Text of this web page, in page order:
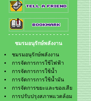
- การจัดการการใช้น้ำ
- การจัดการการใช้น้ำมัน
- การจัดการขยะและของเสีย
- การปรับปรุงสภาพแวดล้อม
- การจัดการในหอพัก
- มหาวิทยาลัยกับชุมชน
- กิจกรรมประชาสัมพันธ์
- รวมพลัง.. น้ำหารสอง
- รวมพลังหยุดรถซดน้ำมัน
- นี่สิ.. บ้านหารสอง
- บทความพลังงาน
- เว็บไซต์ที่น่าสนใจ
- - - - - - - - - - - - - - - - - -
ชมรมอนุรักษ์พลังงาน
ชมรมอนุรักษ์พลังงาน
การจัดการการใช้ไฟฟ้า
การจัดการการใช้น้ำ
การจัดการการใช้น้ำมัน
การจัดการขยะและของเสีย
การปรับปรุงสภาพแวดล้อม